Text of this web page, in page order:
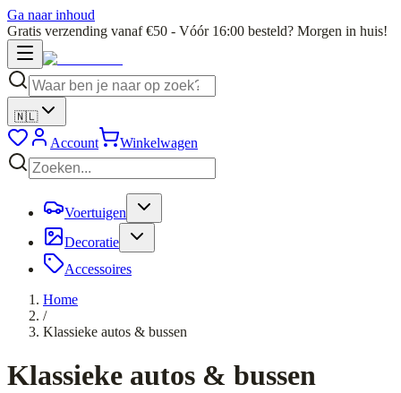
Ga naar inhoud
Gratis verzending vanaf €50 - Vóór 16:00 besteld? Morgen in huis!
🇳🇱
Account Winkelwagen
Voertuigen
Decoratie
Accessoires
Home
/
Klassieke autos & bussen
Klassieke autos & bussen